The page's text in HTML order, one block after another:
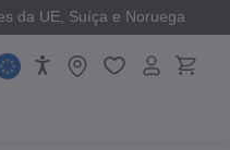
da UE, Suíça e Noruega